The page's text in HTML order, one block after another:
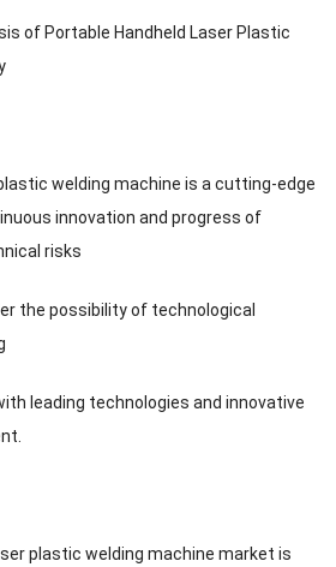
of Portable Handheld Laser Plastic
welding machine is a cutting-edge
innovation and progress of
risks
the possibility of technological
leading technologies and innovative
plastic welding machine market is